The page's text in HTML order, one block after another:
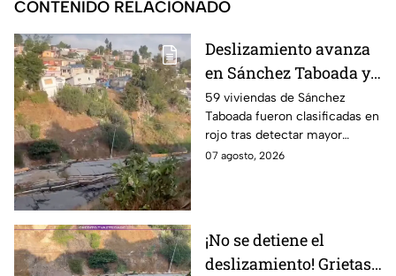
CONTENIDO RELACIONADO
Deslizamiento avanza
en Sánchez Taboada y
pone en riesgo a 59
viviendas; familias se
niegan a abandonar
sus hogares ⚠️
59 viviendas de Sánchez
Taboada fueron clasificadas en
rojo tras detectar mayor
avance de grietas y riesgo por
07 agosto, 2026
¡No se detiene el
deslizamiento! Grietas